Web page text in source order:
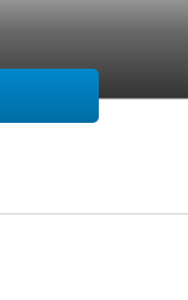
款裝杯但有搭
一。的女搭與